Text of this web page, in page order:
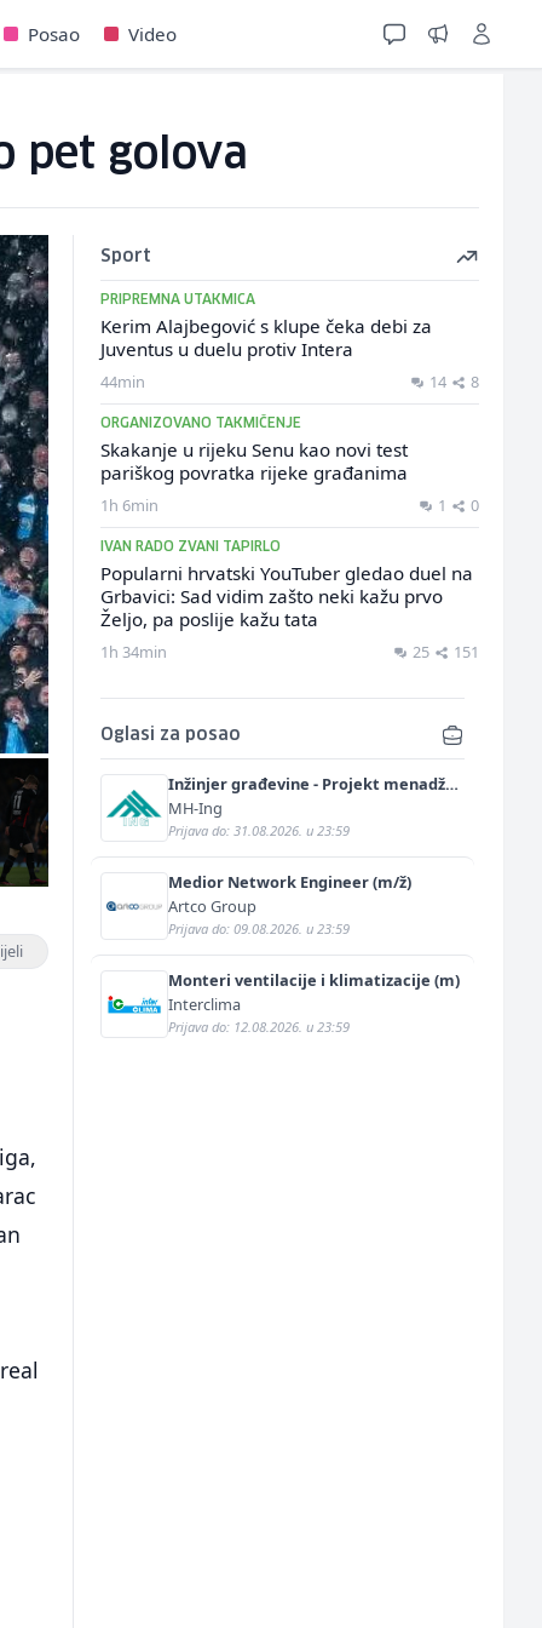
Posao Video
pet golova
Sport
PRIPREMNA UTAKMICA
Kerim Alajbegović s klupe čeka debi za
Juventus u duelu protiv Intera
44min 14 8
ORGANIZOVANO TAKMIČENJE
Skakanje u rijeku Senu kao novi test
pariškog povratka rijeke građanima
1h 6min 1 0
IVAN RADO ZVANI TAPIRLO
Popularni hrvatski YouTuber gledao duel na
Grbavici: Sad vidim zašto neki kažu prvo
Željo, pa poslije kažu tata
1h 34min 25 151
Oglasi za posao
Inžinjer građevine - Projekt menadžer
(m/ž)
MH-Ing
Prijava do: 31.08.2026. u 23:59
Medior Network Engineer (m/ž)
Artco Group
Prijava do: 09.08.2026. u 23:59
Monteri ventilacije i klimatizacije (m)
Interclima
Prijava do: 12.08.2026. u 23:59